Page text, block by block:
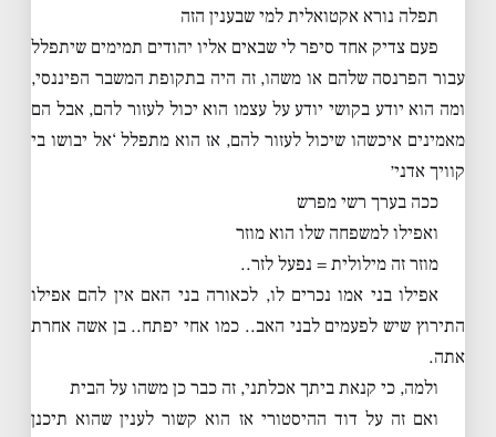
תפלה נורא אקטואלית למי שבענין הזה
פעם צדיק אחד סיפר לי שבאים אליו יהודים תמימים שיתפלל
עבור הפרנסה שלהם או משהו, זה היה בתקופת המשבר הפיננסי,
ומה הוא יודע בקושי יודע על עצמו הוא יכול לעזור להם, אבל הם
מאמינים איכשהו שיכול לעזור להם, אז הוא מתפלל ‘אל יבושו בי
קוויך אדני׳
ככה בערך רשי מפרש
ואפילו למשפחה שלו הוא מוזר
מוזר זה מילולית = נפעל לזר..
אפילו בני אמו נכרים לו, לכאורה בני האם אין להם אפילו
התירוץ שיש לפעמים לבני האב.. כמו אחי יפתח.. בן אשה אחרת
אתה.
ולמה, כי קנאת ביתך אכלתני, זה כבר כן משהו על הבית
ואם זה על דוד ההיסטורי אז הוא קשור לענין שהוא תיכנן